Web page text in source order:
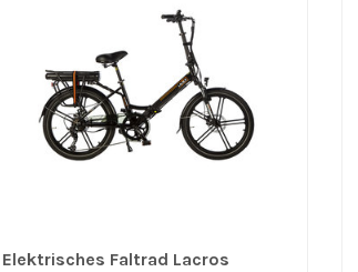
Elektrisches Faltrad Lacros